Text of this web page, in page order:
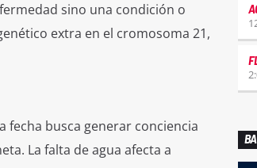
sino una condición o
extra en el cromosoma 21,
fecha busca generar conciencia
La falta de agua afecta a